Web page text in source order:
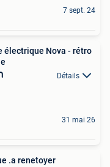
7 sept. 24
électrique Nova - rétro
Détails
31 mai 26
.a renetoyer